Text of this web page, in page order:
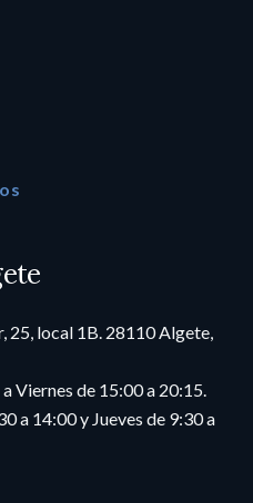
25, local 1B. 28110 Algete,
Viernes de 15:00 a 20:15.
a 14:00 y Jueves de 9:30 a